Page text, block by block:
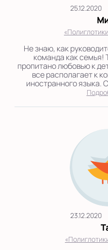
25.12.2020
Не знаю, как
команда как семья!
пропитано любовью к
все располагает к
иностранного языка.
23.12.2020